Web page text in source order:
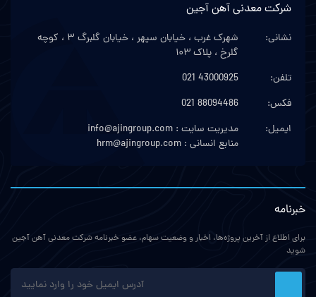
شرکت معدنی آهن آجین
نشانی:
شهرک غرب ، خیابان سپهر ، خیابان گلبرگ ۳ ، کوچه
گلرخ ، پلاک ۱۰۳
تلفن:
021 43000925
فکس:
021 88094486
ایمیل:
مدیریت سایت : info@ajingroup.com
منابع انسانی : hrm@ajingroup.com
خبرنامه
برای اطلاع از آخرین پروژه‌ها، اخبار و وضعیت سهام، عضو خبرنامه شرکت معدنی آهن آجین
شوید